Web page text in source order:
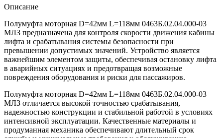
Описание
Полумуфта моторная D=42мм L=118мм 0463Б.02.04.000-03
МЛЗ предназначена для контроля скорости движения кабины
лифта и срабатывания системы безопасности при
превышении допустимых значений. Устройство является
важнейшим элементом защиты, обеспечивая остановку лифта
в аварийных ситуациях и предотвращая возможные
повреждения оборудования и риски для пассажиров.
Полумуфта моторная D=42мм L=118мм 0463Б.02.04.000-03
МЛЗ отличается высокой точностью срабатывания,
надежностью конструкции и стабильной работой в условиях
интенсивной эксплуатации. Качественные материалы и
продуманная механика обеспечивают длительный срок